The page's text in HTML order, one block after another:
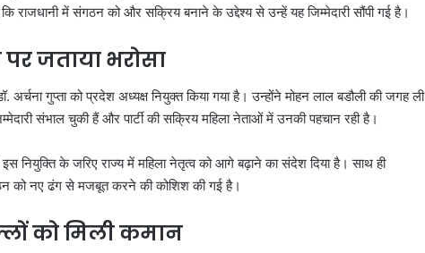
राजधानी में संगठन को और सक्रिय बनाने के उद्देश्य से उन्हें यह जिम्मेदारी सौंपी गई है।
पर जताया भरोसा
अर्चना गुप्ता को प्रदेश अध्यक्ष नियुक्त किया गया है। उन्होंने मोहन लाल बडौली की जगह ली
संभाल चुकी हैं और पार्टी की सक्रिय महिला नेताओं में उनकी पहचान रही है।
इस नियुक्ति के जरिए राज्य में महिला नेतृत्व को आगे बढ़ाने का संदेश दिया है। साथ ही
को नए ढंग से मजबूत करने की कोशिश की गई है।
को मिली कमान